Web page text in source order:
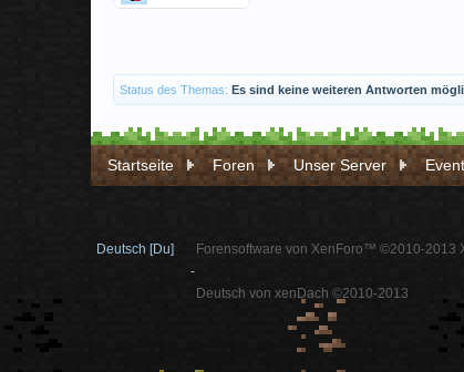
Status des Themas: Es sind keine weiteren Antworten
Startseite Foren Unser Server
Deutsch [Du]
Forensoftware von XenForo™ ©2010-2013
-
Deutsch von xenDach ©2010-2013